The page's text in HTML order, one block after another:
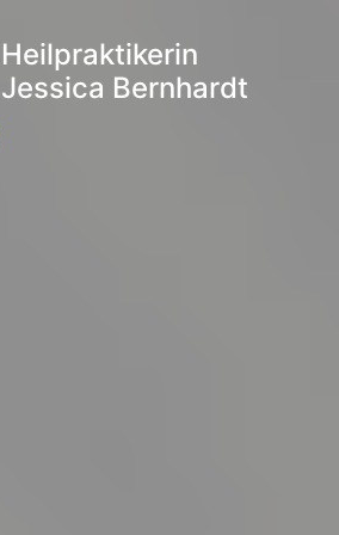
Heilpraktikerin
Jessica Bernhardt